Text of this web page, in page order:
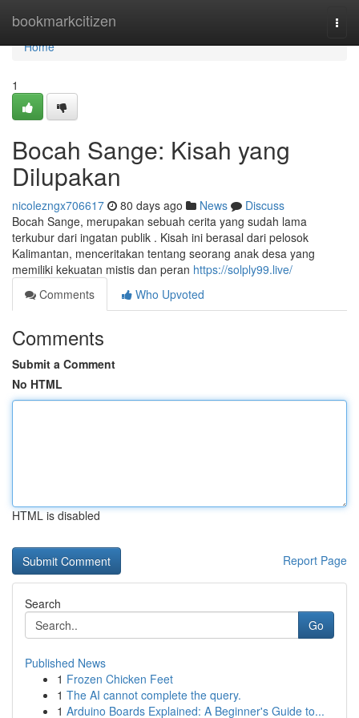
bookmarkcitizen
Home
Home
1
Bocah Sange: Kisah yang
Dilupakan
nicolezngx706617 80 days ago News
Discuss
Bocah Sange, merupakan sebuah cerita yang sudah lama
terkubur dari ingatan publik . Kisah ini berasal dari pelosok
Kalimantan, menceritakan tentang seorang anak desa yang
memiliki kekuatan mistis dan peran https://solply99.live/
Comments
Who Upvoted
Comments
Submit a Comment
No HTML
HTML is disabled
Report Page
Search
Go
Published News
1 Frozen Chicken Feet
1 The AI cannot complete the query.
1 Arduino Boards Explained: A Beginner's Guide to...